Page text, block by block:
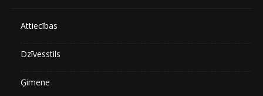
Attiecības
Dzīvesstils
Ģimene